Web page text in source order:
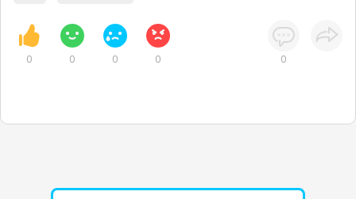
0 0 0 0 0